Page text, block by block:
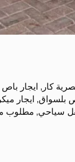
كار , ايجار باص 12 راكب
بلسواق, ايجار
سياحي, مطلوب